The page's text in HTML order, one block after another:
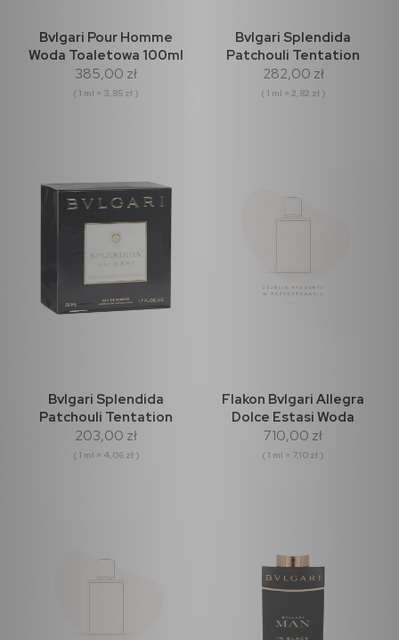
Bvlgari Pour Homme
Woda Toaletowa 100ml
385,00 zł
( 1 ml = 3,85 zł )
Bvlgari Splendida
Patchouli Tentation
Woda Perfumowana
100ml
282,00 zł
( 1 ml = 2,82 zł )
Bvlgari Splendida
Patchouli Tentation
Woda Perfumowana 50ml
203,00 zł
( 1 ml = 4,06 zł )
Flakon Bvlgari Allegra
Dolce Estasi Woda
perfumowana 100ml
710,00 zł
( 1 ml = 7,10 zł )